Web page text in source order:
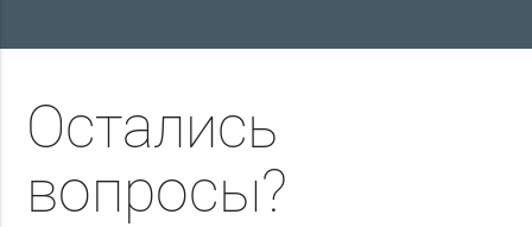
Остались
вопросы?